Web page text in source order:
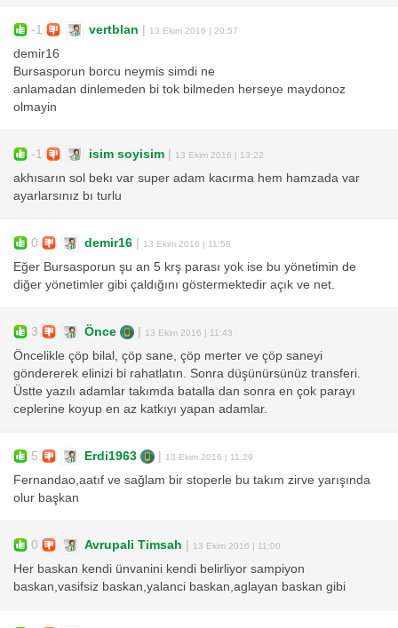
-1 vertblan 13 Ekim 2016 | 20:57
demir16
Bursasporun borcu neymis simdi ne
anlamadan dinlemeden bi tok bilmeden herseye maydonoz
olmayin
-1 isim soyisim 13 Ekim 2016 | 13:22
akhısarın sol bekı var super adam kacırma hem hamzada var
ayarlarsınız bı turlu
0 demir16 13 Ekim 2016 | 11:58
Eğer Bursasporun şu an 5 krş parası yok ise bu yönetimin de
diğer yönetimler gibi çaldığını göstermektedir açık ve net.
3 Önce 13 Ekim 2016 | 11:43
Öncelikle çöp bilal, çöp sane, çöp merter ve çöp saneyi
göndererek elinizi bi rahatlatın. Sonra düşünürsünüz transferi.
Üstte yazılı adamlar takımda batalla dan sonra en çok parayı
ceplerine koyup en az katkıyı yapan adamlar.
5 Erdi1963 13 Ekim 2016 | 11:29
Fernandao,aatıf ve sağlam bir stoperle bu takım zirve yarışında
olur başkan
0 Avrupali Timsah 13 Ekim 2016 | 11:00
Her baskan kendi ünvanini kendi belirliyor sampiyon
baskan,vasifsiz baskan,yalanci baskan,aglayan baskan gibi